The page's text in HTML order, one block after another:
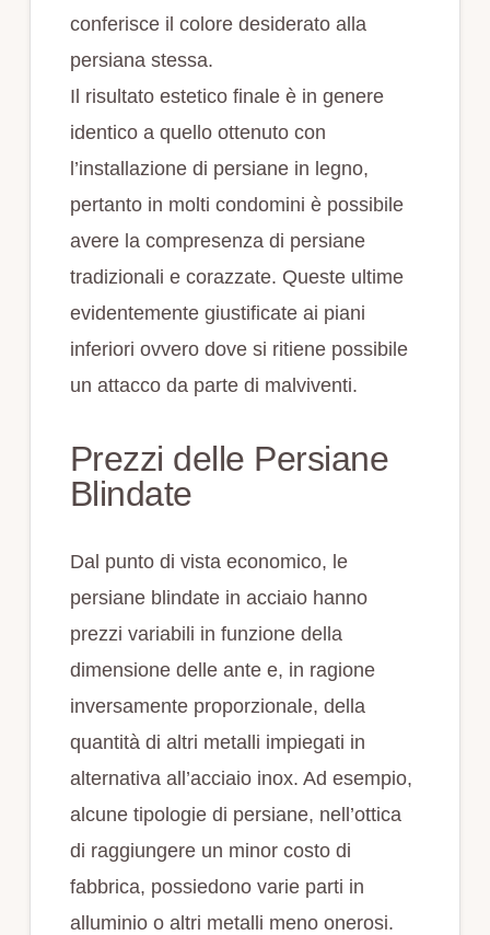
conferisce il colore desiderato alla
persiana stessa.
Il risultato estetico finale è in genere
identico a quello ottenuto con
l’installazione di persiane in legno,
pertanto in molti condomini è possibile
avere la compresenza di persiane
tradizionali e corazzate. Queste ultime
evidentemente giustificate ai piani
inferiori ovvero dove si ritiene possibile
un attacco da parte di malviventi.
Prezzi delle Persiane
Blindate
Dal punto di vista economico, le
persiane blindate in acciaio hanno
prezzi variabili in funzione della
dimensione delle ante e, in ragione
inversamente proporzionale, della
quantità di altri metalli impiegati in
alternativa all’acciaio inox. Ad esempio,
alcune tipologie di persiane, nell’ottica
di raggiungere un minor costo di
fabbrica, possiedono varie parti in
alluminio o altri metalli meno onerosi.